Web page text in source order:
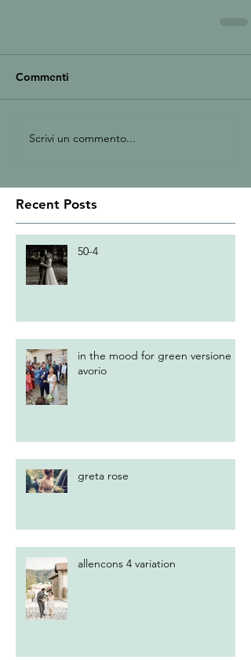
Commenti
Scrivi un commento...
Recent Posts
50-4
in the mood for green versione
avorio
greta rose
allencons 4 variation